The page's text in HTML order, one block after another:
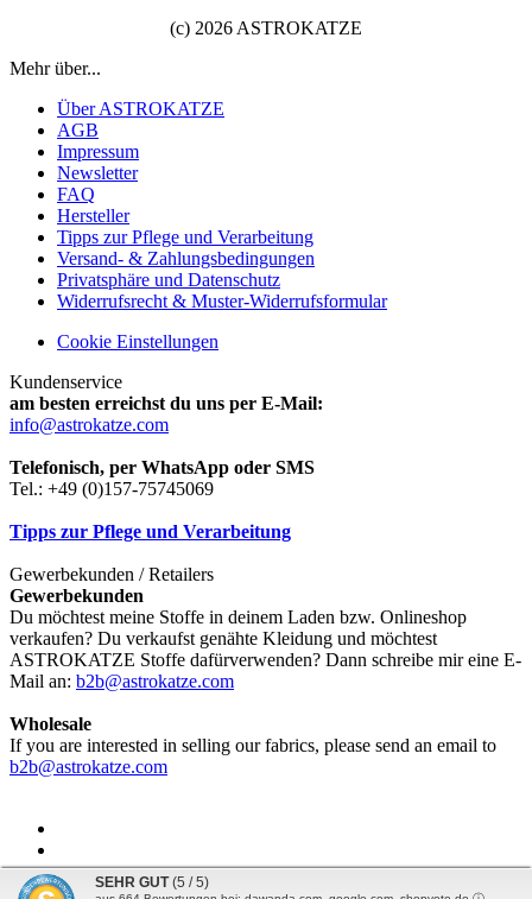
(c) 2026 ASTROKATZE
Mehr über...
Über ASTROKATZE
AGB
Impressum
Newsletter
FAQ
Hersteller
Tipps zur Pflege und Verarbeitung
Versand- & Zahlungsbedingungen
Privatsphäre und Datenschutz
Widerrufsrecht & Muster-Widerrufsformular
Cookie Einstellungen
Kundenservice
am besten erreichst du uns per E-Mail:
info@astrokatze.com
Telefonisch, per WhatsApp oder SMS
Tel.: +49 (0)157-75745069
Tipps zur Pflege und Verarbeitung
Gewerbekunden / Retailers
Gewerbekunden
Du möchtest meine Stoffe in deinem Laden bzw. Onlineshop
verkaufen? Du verkaufst genähte Kleidung und möchtest
ASTROKATZE Stoffe dafürverwenden? Dann schreibe mir eine E-
Mail an: b2b@astrokatze.com
Wholesale
If you are interested in selling our fabrics, please send an email to
b2b@astrokatze.com
SEHR GUT (5 / 5)